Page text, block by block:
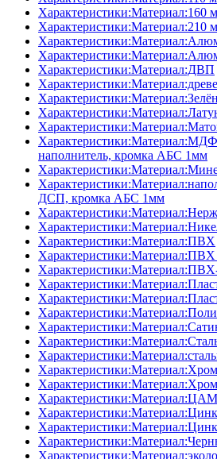
Характеристики:Материал:160
Характеристики:Материал:210
Характеристики:Материал:ДВП
наполнитель, кромка AБC 1мм
ДСП, кромка AБC 1мм
Характеристики:Материал:ПВХ
Характеристики:Материал:ПВХ
Характеристики:Материал:Хром
Характеристики:Материал:ЦАМ
Характеристики:Материал:Цинк